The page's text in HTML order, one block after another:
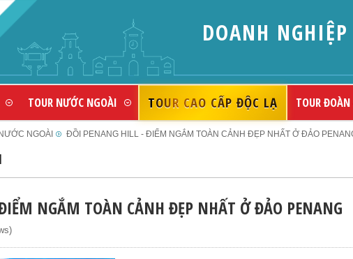
DOANH NGHIỆP
TOUR NƯỚC NGOÀI TOUR CAO CẤP ĐỘC LẠ TOUR
NGOÀI ĐỒI PENANG HILL - ĐIỂM NGẮM TOÀN CẢNH ĐẸP NHẤT Ở ĐẢO
NGẮM TOÀN CẢNH ĐẸP NHẤT Ở ĐẢO PENANG